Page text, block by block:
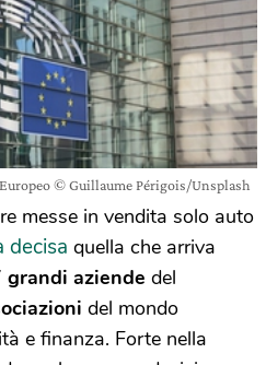
© Guillaume Périgois/Unsplash
messe in vendita solo auto
decisa quella che arriva
grandi aziende del
del mondo
e finanza. Forte nella